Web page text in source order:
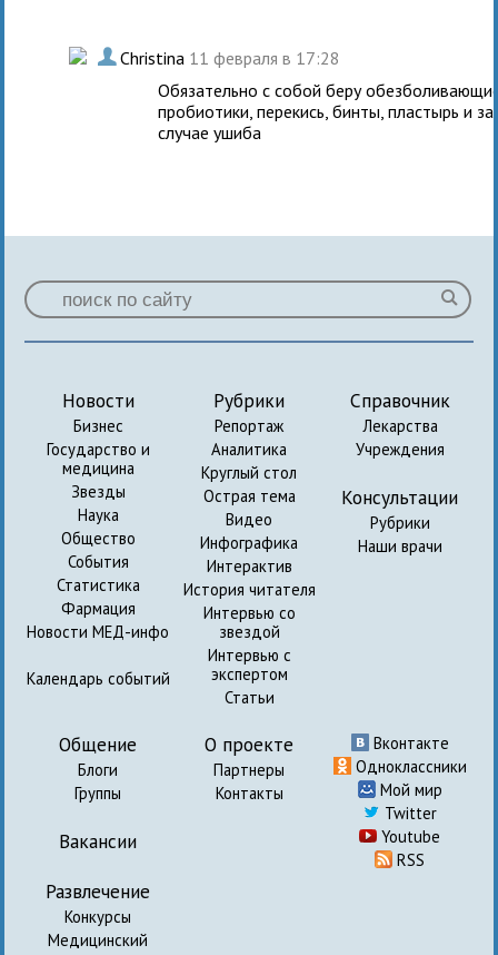
. Christina 11 февраля в 17:28
Обязательно с собой беру
пробиотики, перекись, бинты, пластырь и
случае ушиба
Новости
Бизнес
Государство и
медицина
Звезды
Наука
Общество
События
Статистика
Фармация
Новости МЕД-инфо
Календарь событий
Рубрики
Репортаж
Аналитика
Круглый стол
Острая тема
Видео
Инфографика
Интерактив
История читателя
Интервью со
звездой
Интервью с
экспертом
Статьи
Справочник
Лекарства
Учреждения
Консультации
Рубрики
Наши врачи
Общение
Блоги
Группы
Вакансии
Развлечение
Конкурсы
Медицинский
О проекте
Партнеры
Контакты
Вконтакте
Одноклассники
Мой мир
Twitter
Youtube
RSS